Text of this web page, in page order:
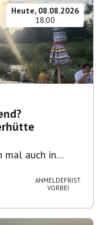
Heute, 08.08.2026
18:00
mal auch in
ANMELDEFRIST
VORBEI